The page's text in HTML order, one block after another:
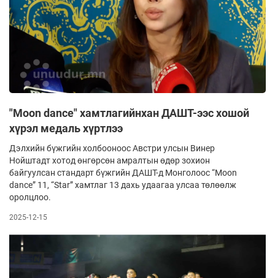
"Moon dance" хамтлагийнхан ДАШТ-ээс хошой
хүрэл медаль хүртлээ
Дэлхийн бүжгийн холбооноос Австри улсын Винер
Нойштадт хотод өнгөрсөн амралтын өдөр зохион
байгуулсан стандарт бүжгийн ДАШТ-д Монголоос “Moon
dance” 11, “Star” хамтлаг 13 дахь удаагаа улсаа төлөөлж
оролцлоо.
2025-12-15